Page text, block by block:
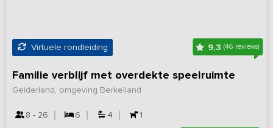
Virtuele rondleiding 9,3 (46 reviews)
Familie verblijf met overdekte speelruimte
Gelderland, omgeving Berkelland
8 - 26 6 4 1